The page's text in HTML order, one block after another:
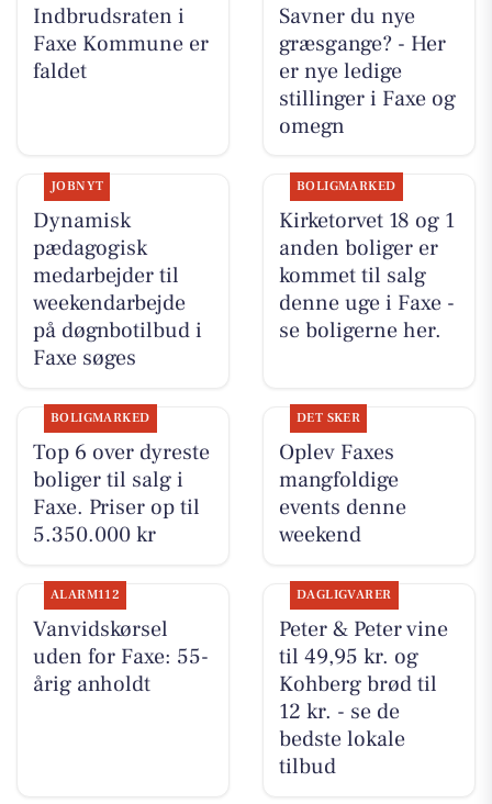
Indbrudsraten i
Faxe Kommune er
faldet
Savner du nye
græsgange? - Her
er nye ledige
stillinger i Faxe og
omegn
JOBNYT
Dynamisk
pædagogisk
medarbejder til
weekendarbejde
på døgnbotilbud i
Faxe søges
BOLIGMARKED
Kirketorvet 18 og 1
anden boliger er
kommet til salg
denne uge i Faxe -
se boligerne her.
BOLIGMARKED
Top 6 over dyreste
boliger til salg i
Faxe. Priser op til
5.350.000 kr
DET SKER
Oplev Faxes
mangfoldige
events denne
weekend
ALARM112
Vanvidskørsel
uden for Faxe: 55-
årig anholdt
DAGLIGVARER
Peter & Peter vine
til 49,95 kr. og
Kohberg brød til
12 kr. - se de
bedste lokale
tilbud